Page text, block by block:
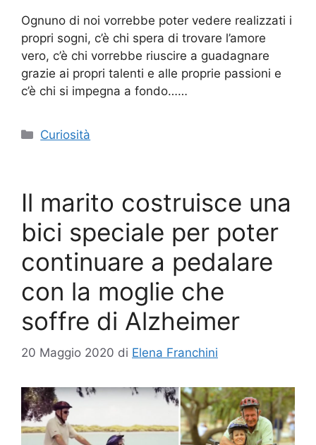
Ognuno di noi vorrebbe poter vedere realizzati i
propri sogni, c’è chi spera di trovare l’amore
vero, c’è chi vorrebbe riuscire a guadagnare
grazie ai propri talenti e alle proprie passioni e
c’è chi si impegna a fondo……
Categorie
Curiosità
Il marito costruisce una
bici speciale per poter
continuare a pedalare
con la moglie che
soffre di Alzheimer
20 Maggio 2020 di Elena Franchini